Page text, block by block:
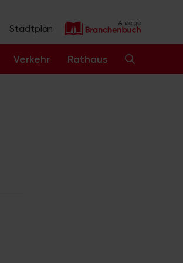
Stadtplan
Verkehr Rathaus